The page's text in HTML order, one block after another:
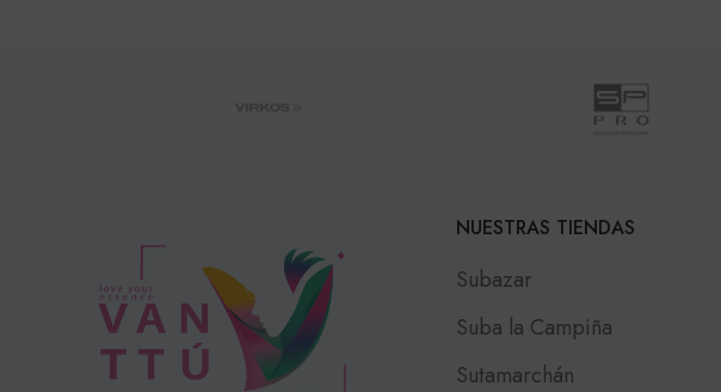
NUESTRAS TIENDAS
Subazar
Suba la Campiña
Sutamarchán